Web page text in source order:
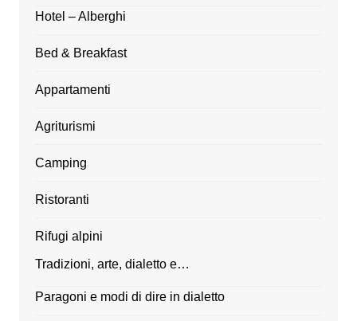
Hotel – Alberghi
Bed & Breakfast
Appartamenti
Agriturismi
Camping
Ristoranti
Rifugi alpini
Tradizioni, arte, dialetto e…
Paragoni e modi di dire in dialetto